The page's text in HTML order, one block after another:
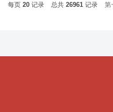
每页 20 记录 总共 26961 记录 第